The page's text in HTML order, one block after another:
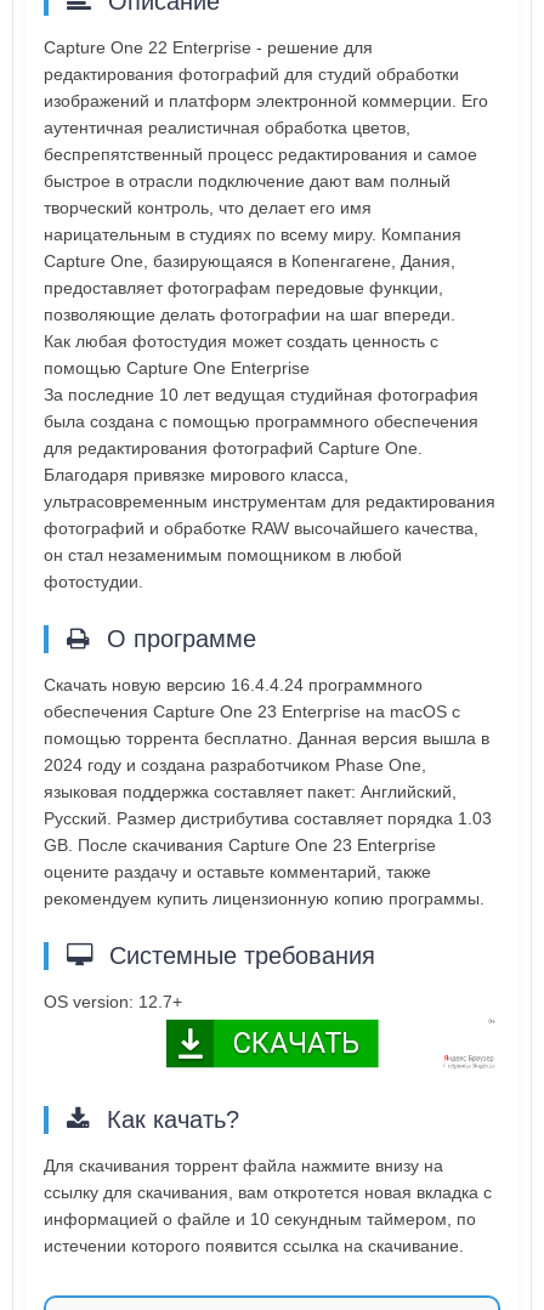
Capture One 22 Enterprise - решение для
редактирования фотографий для студий обработки
изображений и платформ электронной коммерции. Его
аутентичная реалистичная обработка цветов,
беспрепятственный процесс редактирования и самое
быстрое в отрасли подключение дают вам полный
творческий контроль, что делает его имя
нарицательным в студиях по всему миру. Компания
Capture One, базирующаяся в Копенгагене, Дания,
предоставляет фотографам передовые функции,
позволяющие делать фотографии на шаг впереди.
Как любая фотостудия может создать ценность с
помощью Capture One Enterprise
За последние 10 лет ведущая студийная фотография
была создана с помощью программного обеспечения
для редактирования фотографий Capture One.
Благодаря привязке мирового класса,
ультрасовременным инструментам для редактирования
фотографий и обработке RAW высочайшего качества,
он стал незаменимым помощником в любой
фотостудии.
О программе
Скачать новую версию 16.4.4.24 программного
обеспечения Capture One 23 Enterprise на macOS с
помощью торрента бесплатно. Данная версия вышла в
2024 году и создана разработчиком Phase One,
языковая поддержка составляет пакет: Английский,
Русский. Размер дистрибутива составляет порядка 1.03
GB. После скачивания Capture One 23 Enterprise
оцените раздачу и оставьте комментарий, также
рекомендуем купить лицензионную копию программы.
Системные требования
OS version: 12.7+
Как качать?
Для скачивания торрент файла нажмите внизу на
ссылку для скачивания, вам откротется новая вкладка с
информацией о файле и 10 секундным таймером, по
истечении которого появится ссылка на скачивание.